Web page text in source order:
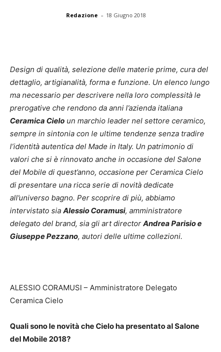
Redazione - 18 Giugno 2018
Design di qualità, selezione delle materie prime, cura del
dettaglio, artigianalità, forma e funzione. Un elenco lungo
ma necessario per descrivere nella loro complessità le
prerogative che rendono da anni l’azienda italiana
Ceramica Cielo un marchio leader nel settore ceramico,
sempre in sintonia con le ultime tendenze senza tradire
l’identità autentica del Made in Italy. Un patrimonio di
valori che si è rinnovato anche in occasione del Salone
del Mobile di quest’anno, occasione per Ceramica Cielo
di presentare una ricca serie di novità dedicate
all’universo bagno. Per scoprire di più, abbiamo
intervistato sia Alessio Coramusi, amministratore
delegato del brand, sia gli art director Andrea Parisio e
Giuseppe Pezzano, autori delle ultime collezioni.
ALESSIO CORAMUSI – Amministratore Delegato
Ceramica Cielo
Quali sono le novità che Cielo ha presentato al Salone
del Mobile 2018?